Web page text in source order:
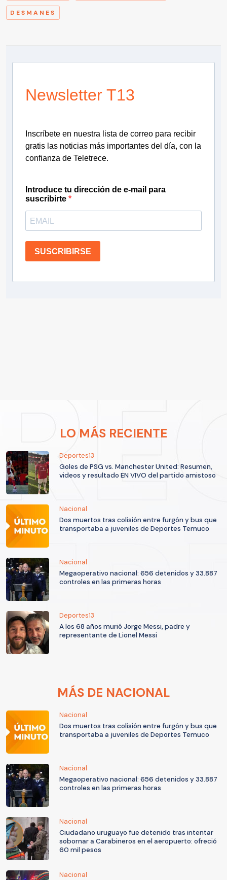
DESMANES
Newsletter T13
Inscríbete en nuestra lista de correo para recibir
gratis las noticias más importantes del día, con la
confianza de Teletrece.
Introduce tu dirección de e-mail para
suscribirte
SUSCRIBIRSE
LO MÁS RECIENTE
Deportes13
Goles de PSG vs. Manchester United: Resumen,
videos y resultado EN VIVO del partido amistoso
Nacional
Dos muertos tras colisión entre furgón y bus que
transportaba a juveniles de Deportes Temuco
Nacional
Megaoperativo nacional: 656 detenidos y 33.887
controles en las primeras horas
Deportes13
A los 68 años murió Jorge Messi, padre y
representante de Lionel Messi
MÁS DE NACIONAL
Nacional
Dos muertos tras colisión entre furgón y bus que
transportaba a juveniles de Deportes Temuco
Nacional
Megaoperativo nacional: 656 detenidos y 33.887
controles en las primeras horas
Nacional
Ciudadano uruguayo fue detenido tras intentar
sobornar a Carabineros en el aeropuerto: ofreció
60 mil pesos
Nacional